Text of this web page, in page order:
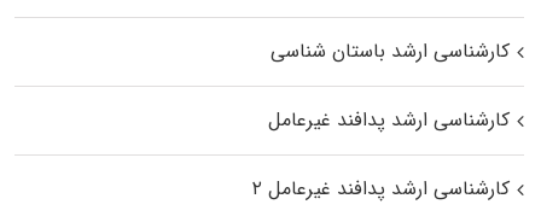
کارشناسی ارشد باستان شناسی
کارشناسی ارشد پدافند غیرعامل
کارشناسی ارشد پدافند غیرعامل ۲